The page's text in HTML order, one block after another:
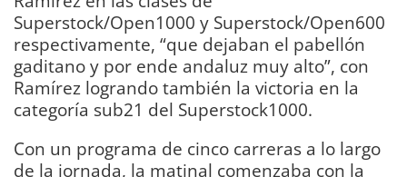
Superstock/Open1000 y Superstock/Open600
respectivamente, “que dejaban el pabellón
gaditano y por ende andaluz muy alto”, con
Ramírez logrando también la victoria en la
categoría sub21 del Superstock1000.
Con un programa de cinco carreras a lo largo
de la jornada, la matinal comenzaba con la